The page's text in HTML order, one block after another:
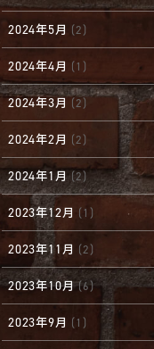
2024年5月 (2)
2024年4月 (1)
2024年3月 (2)
2024年2月 (2)
2024年1月(2)
2023年12月 (1)
2023年11月 (2)
2023年10月(6)
2023年9月 (1)